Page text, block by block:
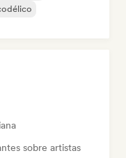
sobre artistas